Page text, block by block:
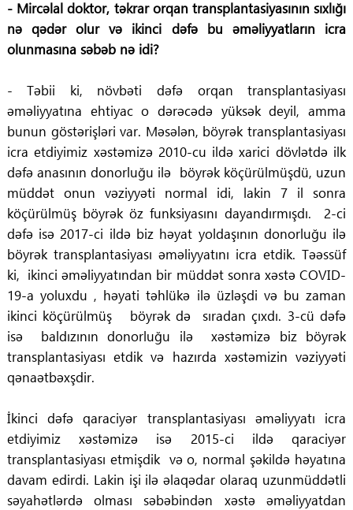
- Mircəlal doktor, təkrar orqan transplantasiyasının sıxlığı
nə qədər olur və ikinci dəfə bu əməliyyatların icra
olunmasına səbəb nə idi?
- Təbii ki, növbəti dəfə orqan transplantasiyası
əməliyyatına ehtiyac o dərəcədə yüksək deyil, amma
bunun göstərişləri var. Məsələn, böyrək transplantasiyası
icra etdiyimiz xəstəmizə 2010-cu ildə xarici dövlətdə ilk
dəfə anasının donorluğu ilə böyrək köçürülmüşdü, uzun
müddət onun vəziyyəti normal idi, lakin 7 il sonra
köçürülmüş böyrək öz funksiyasını dayandırmışdı. 2-ci
dəfə isə 2017-ci ildə biz həyat yoldaşının donorluğu ilə
böyrək transplantasiyası əməliyyatını icra etdik. Təəssüf
ki, ikinci əməliyyatından bir müddət sonra xəstə COVID-
19-a yoluxdu , həyati təhlükə ilə üzləşdi və bu zaman
ikinci köçürülmüş böyrək də sıradan çıxdı. 3-cü dəfə
isə baldızının donorluğu ilə xəstəmizə biz böyrək
transplantasiyası etdik və hazırda xəstəmizin vəziyyəti
qənaətbəxşdir.
İkinci dəfə qaraciyər transplantasiyası əməliyyatı icra
etdiyimiz xəstəmizə isə 2015-ci ildə qaraciyər
transplantasiyası etmişdik və o, normal şəkildə həyatına
davam edirdi. Lakin işi ilə əlaqədar olaraq uzunmüddətli
səyahətlərdə olması səbəbindən xəstə əməliyyatdan